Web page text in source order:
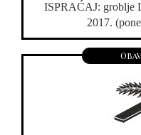
ISPRAĆAJ: groblje
2017.